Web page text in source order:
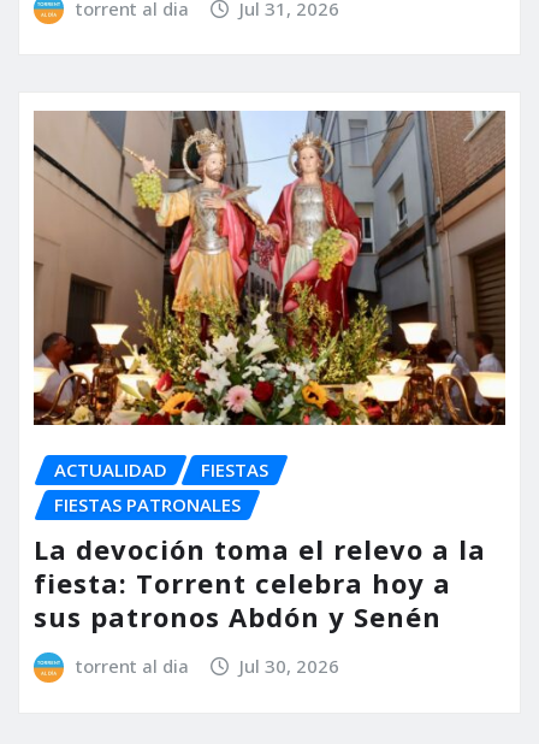
torrent al dia Jul 31, 2026
ACTUALIDAD
FIESTAS
FIESTAS PATRONALES
La devoción toma el relevo a la
fiesta: Torrent celebra hoy a
sus patronos Abdón y Senén
torrent al dia Jul 30, 2026